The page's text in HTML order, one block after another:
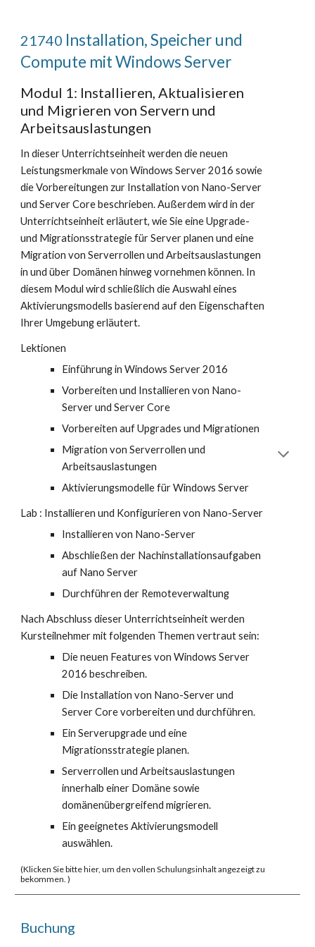
21740 Installation, Speicher und
Compute mit Windows Server
Modul 1: Installieren, Aktualisieren
und Migrieren von Servern und
Arbeitsauslastungen
In dieser Unterrichtseinheit werden die neuen
Leistungsmerkmale von Windows Server 2016 sowie
die Vorbereitungen zur Installation von Nano-Server
und Server Core beschrieben. Außerdem wird in der
Unterrichtseinheit erläutert, wie Sie eine Upgrade-
und Migrationsstrategie für Server planen und eine
Migration von Serverrollen und Arbeitsauslastungen
in und über Domänen hinweg vornehmen können. In
diesem Modul wird schließlich die Auswahl eines
Aktivierungsmodells basierend auf den Eigenschaften
Ihrer Umgebung erläutert.
Lektionen
Einführung in Windows Server 2016
Vorbereiten und Installieren von Nano-
Server und Server Core
Vorbereiten auf Upgrades und Migrationen
Migration von Serverrollen und
Arbeitsauslastungen
Aktivierungsmodelle für Windows Server
Lab : Installieren und Konfigurieren von Nano-Server
Installieren von Nano-Server
Abschließen der Nachinstallationsaufgaben
auf Nano Server
Durchführen der Remoteverwaltung
Nach Abschluss dieser Unterrichtseinheit werden
Kursteilnehmer mit folgenden Themen vertraut sein:
Die neuen Features von Windows Server
2016 beschreiben.
Die Installation von Nano-Server und
Server Core vorbereiten und durchführen.
Ein Serverupgrade und eine
Migrationsstrategie planen.
Serverrollen und Arbeitsauslastungen
innerhalb einer Domäne sowie
domänenübergreifend migrieren.
Ein geeignetes Aktivierungsmodell
auswählen.
(Klicken Sie bitte hier, um den vollen Schulungsinhalt angezeigt zu
bekommen. )
Buchung